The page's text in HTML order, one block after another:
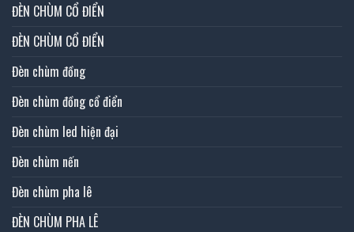
ĐÈN CHÙM CỔ ĐIỂN
ĐÈN CHÙM CỔ ĐIỂN
Đèn chùm đồng
Đèn chùm đồng cổ điển
Đèn chùm led hiện đại
Đèn chùm nến
Đèn chùm pha lê
ĐÈN CHÙM PHA LÊ